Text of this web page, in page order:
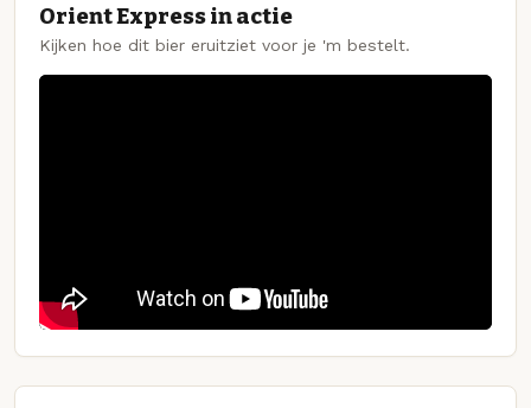
Orient Express in actie
Kijken hoe dit bier eruitziet voor je 'm bestelt.